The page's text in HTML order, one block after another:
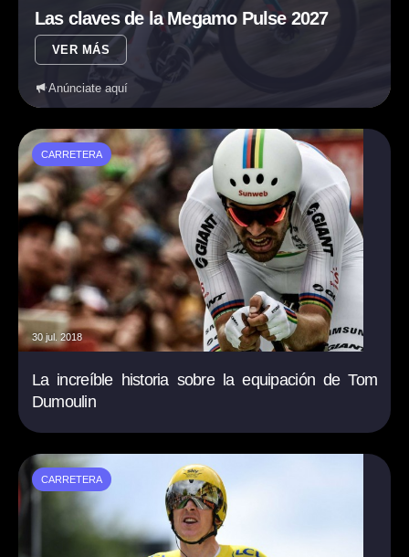
Las claves de la Megamo Pulse 2027
VER MÁS
Anúnciate aquí
CARRETERA
30 jul. 2018
La increíble historia sobre la equipación de Tom
Dumoulin
CARRETERA